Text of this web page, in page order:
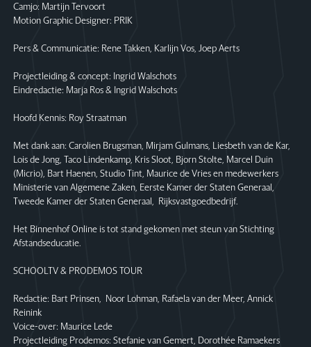
Camjo: Martijn Tervoort
Motion Graphic Designer: PRIK
Pers & Communicatie: Rene Takken, Karlijn Vos, Joep Aerts
Projectleiding & concept: Ingrid Walschots
Eindredactie: Marja Ros & Ingrid Walschots
Hoofd Kennis: Roy Straatman
Met dank aan: Carolien Brugsman, Mirjam Gulmans, Liesbeth van de Kar,
Lois de Jong, Taco Lindenkamp, Kris Sloot, Bjorn Stolte, Marcel Duin
(Micrio), Bart Haenen, Studio Tint, Maurice de Vries en medewerkers
Ministerie van Algemene Zaken, Eerste Kamer der Staten Generaal,
Tweede Kamer der Staten Generaal, Rijksvastgoedbedrijf.
Het Binnenhof Online is tot stand gekomen met steun van Stichting
Afstandseducatie.
SCHOOLTV & PRODEMOS TOUR
Redactie: Bart Prinsen, Noor Lohman, Rafaela van der Meer, Annick
Reinink
Voice-over: Maurice Lede
Projectleiding Prodemos: Stefanie van Gemert, Dorothée Ramaekers